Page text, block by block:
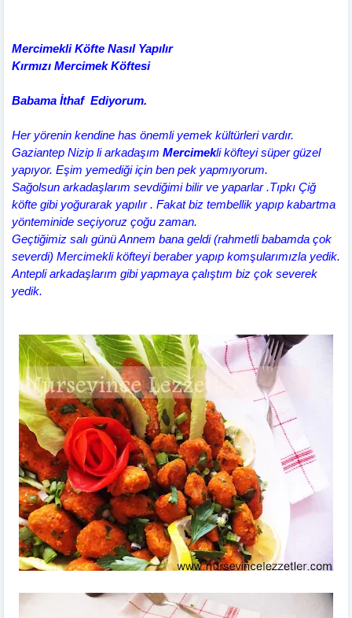
Mercimekli Köfte Nasıl Yapılır
Kırmızı Mercimek Köftesi
Babama İthaf Ediyorum.
Her yörenin kendine has önemli yemek kültürleri vardır.
Gaziantep Nizip li arkadaşım Mercimekli köfteyi süper güzel
yapıyor. Eşim yemediği için ben pek yapmıyorum.
Sağolsun arkadaşlarım sevdiğimi bilir ve yaparlar .Tıpkı Çiğ
köfte gibi yoğurarak yapılır . Fakat biz tembellik yapıp kabartma
yönteminide seçiyoruz çoğu zaman.
Geçtiğimiz salı günü Annem bana geldi (rahmetli babamda çok
severdi) Mercimekli köfteyi beraber yapıp komşularımızla yedik.
Antepli arkadaşlarım gibi yapmaya çalıştım biz çok severek
yedik.